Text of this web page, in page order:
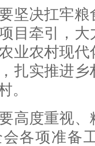
决扛牢粮
目牵引，
业农村现
扎实推进
。
度重视、
各项准备